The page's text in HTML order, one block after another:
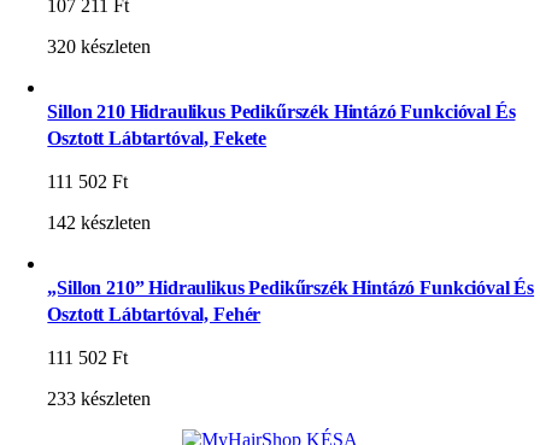
107 211Ft
320 készleten
Sillon 210 Hidraulikus Pedikűrszék Hintázó Funkcióval És
Osztott Lábtartóval, Fekete
111 502Ft
142 készleten
„Sillon 210” Hidraulikus Pedikűrszék Hintázó Funkcióval És
Osztott Lábtartóval, Fehér
111 502Ft
233 készleten